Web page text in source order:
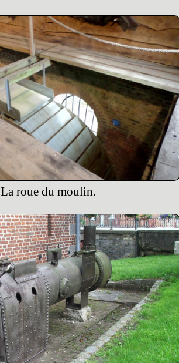
La roue du moulin.